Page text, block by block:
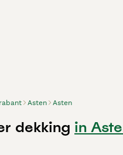
Asten Asten
dekking in